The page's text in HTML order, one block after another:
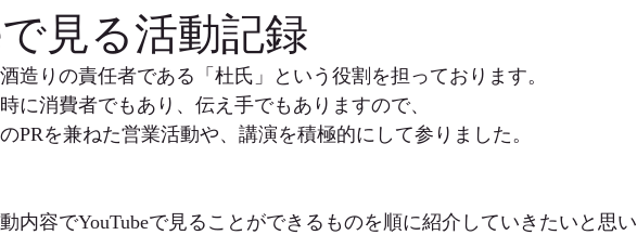
で見る活動記録
造りの責任者である「杜氏」という役割を担っております。
に消費者でもあり、伝え手でもありますので、
PRを兼ねた営業活動や、講演を積極的にして参りました。
内容でYouTubeで見ることができるものを順に紹介していきたいと思い